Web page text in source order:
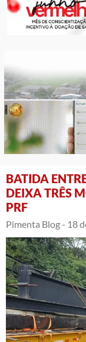
BATIDA
DEIXA TRÊS
PRF
Pimenta Blog - 18